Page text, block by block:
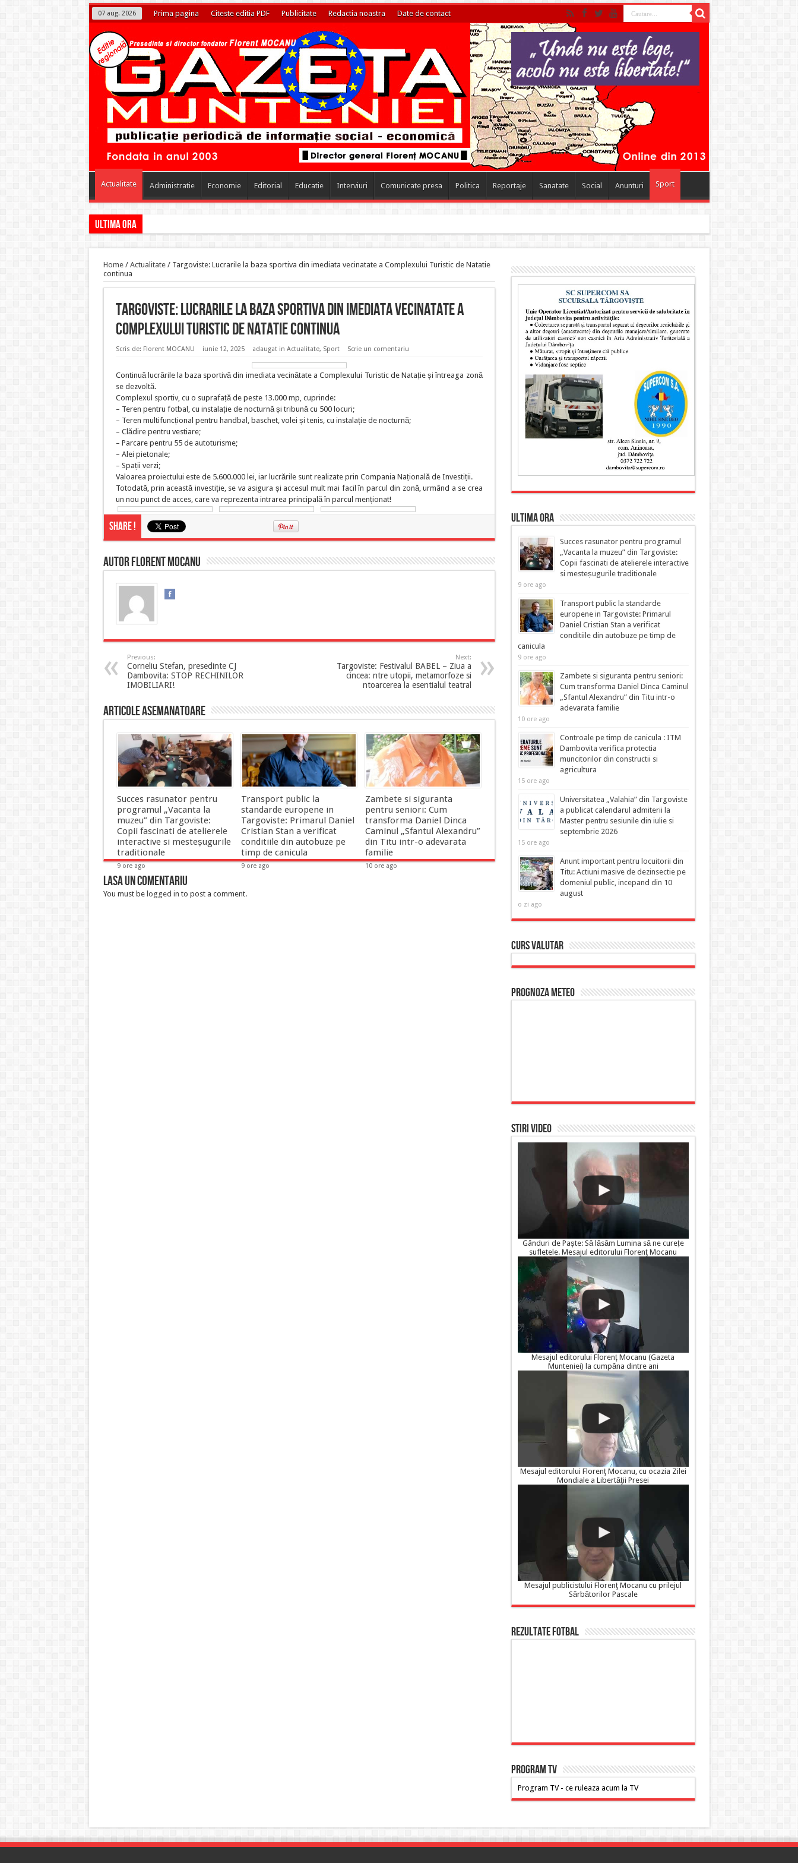
07 aug. 2026 Prima pagina Citeste editia PDF Publicitate Redactia noastra Date de contact
Actualitate Administratie Economie Editorial Educatie Interviuri Comunicate presa Politica Reportaje Sanatate Social Anunturi Sport
Ultima ora
Home/ Actualitate/ Targoviste: Lucrarile la baza sportiva din imediata vecinatate a Complexului Turistic de Natatie
continua
Targoviste: Lucrarile la baza sportiva din imediata vecinatate a
Complexului Turistic de Natatie continua
Scris de: Florent MOCANU iunie 12, 2025 adaugat in Actualitate, Sport Scrie un comentariu
Continuă lucrările la baza sportivă din imediata vecinătate a Complexului Turistic de Natație și întreaga zonă
se dezvoltă.
Complexul sportiv, cu o suprafață de peste 13.000 mp, cuprinde:
– Teren pentru fotbal, cu instalație de nocturnă și tribună cu 500 locuri;
– Teren multifuncțional pentru handbal, baschet, volei și tenis, cu instalație de nocturnă;
– Clădire pentru vestiare;
– Parcare pentru 55 de autoturisme;
– Alei pietonale;
– Spații verzi;
Valoarea proiectului este de 5.600.000 lei, iar lucrările sunt realizate prin Compania Națională de Investiții.
Totodată, prin această investiție, se va asigura și accesul mult mai facil în parcul din zonă, urmând a se crea
un nou punct de acces, care va reprezenta intrarea principală în parcul menționat!
Share !
Autor Florent MOCANU
Previous:
Corneliu Stefan, presedinte CJ
Dambovita: STOP RECHINILOR
IMOBILIARI!
Next:
Targoviste: Festivalul BABEL – Ziua a
cincea: ntre utopii, metamorfoze si
ntoarcerea la esentialul teatral
Articole asemanatoare
Succes rasunator pentru
programul „Vacanta la
muzeu” din Targoviste:
Copii fascinati de atelierele
interactive si mesteșugurile
traditionale
9 ore ago
Transport public la
standarde europene in
Targoviste: Primarul Daniel
Cristian Stan a verificat
conditiile din autobuze pe
timp de canicula
9 ore ago
Zambete si siguranta
pentru seniori: Cum
transforma Daniel Dinca
Caminul „Sfantul Alexandru”
din Titu intr-o adevarata
familie
10 ore ago
Lasa un comentariu
You must be logged in to post a comment.
ULTIMA ORA
Succes rasunator pentru programul
„Vacanta la muzeu” din Targoviste:
Copii fascinati de atelierele interactive
si mesteșugurile traditionale
9 ore ago
Transport public la standarde
europene in Targoviste: Primarul
Daniel Cristian Stan a verificat
conditiile din autobuze pe timp de
canicula
9 ore ago
Zambete si siguranta pentru seniori:
Cum transforma Daniel Dinca Caminul
„Sfantul Alexandru” din Titu intr-o
adevarata familie
10 ore ago
Controale pe timp de canicula : ITM
Dambovita verifica protectia
muncitorilor din constructii si
agricultura
15 ore ago
Universitatea „Valahia” din Targoviste
a publicat calendarul admiterii la
Master pentru sesiunile din iulie si
septembrie 2026
15 ore ago
Anunt important pentru locuitorii din
Titu: Actiuni masive de dezinsectie pe
domeniul public, incepand din 10
august
o zi ago
Curs Valutar
Prognoza Meteo
STIRI VIDEO
Gânduri de Paște: Să lăsăm Lumina să ne curețe
sufletele. Mesajul editorului Florenţ Mocanu
Mesajul editorului Florenț Mocanu (Gazeta
Munteniei) la cumpăna dintre ani
Mesajul editorului Florenţ Mocanu, cu ocazia Zilei
Mondiale a Libertăţii Presei
Mesajul publicistului Florenţ Mocanu cu prilejul
Sărbătorilor Pascale
Rezultate FOTBAL
PROGRAM TV
Program TV - ce ruleaza acum la TV